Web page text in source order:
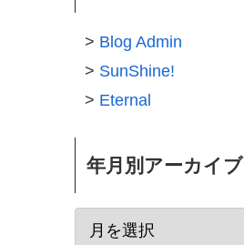
Blog Admin
SunShine!
Eternal
年月別アーカイブ